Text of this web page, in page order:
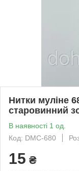
Нитки муліне
старовинний
В наявності 1 од.
Код: DMC-680
15 ₴